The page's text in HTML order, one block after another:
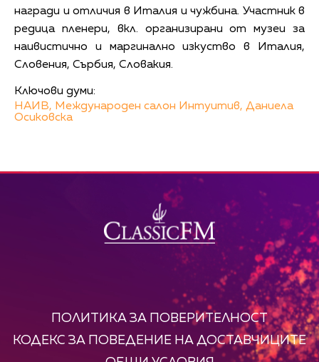
награди и отличия в Италия и чужбина. Участник в
редица пленери, вкл. организирани от музеи за
наивистично и маргинално изкуство в Италия,
Словения, Сърбия, Словакия.
Ключови думи:
НАИВ, Международен салон Интуитив, Даниела
Осиковска
ПОЛИТИКА ЗА ПОВЕРИТЕЛНОСТ
КОДЕКС ЗА ПОВЕДЕНИЕ НА ДОСТАВЧИЦИТЕ